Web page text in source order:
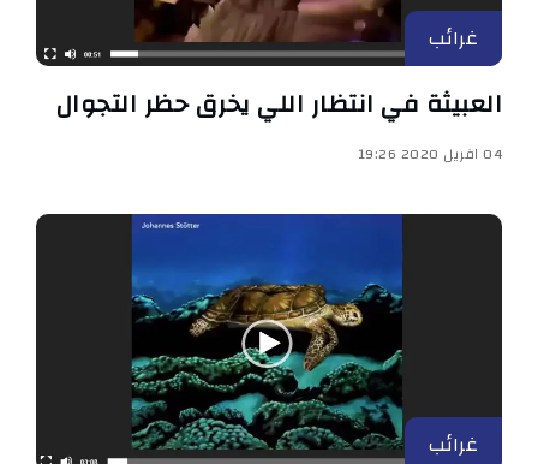
غرائب
العبيثة في انتظار اللي يخرق حظر التجوال
04 افريل 2020 19:26
غرائب